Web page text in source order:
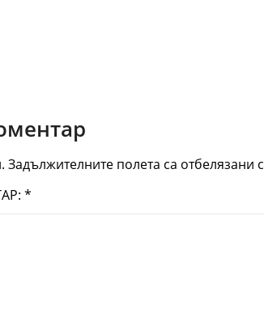
Задължителните полета са отбелязани с
*